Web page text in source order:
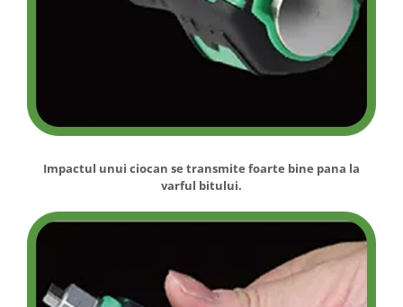
Impactul unui ciocan se transmite foarte bine pana la
varful bitului.